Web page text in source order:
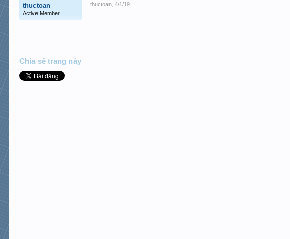
thuctoan
Active Member
thuctoan 4/1/19
Chia sẻ trang này